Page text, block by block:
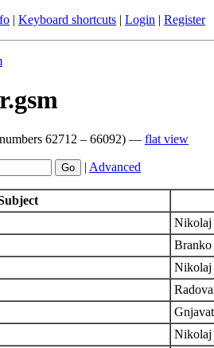
| Keyboard shortcuts | Login | Register
62712 – 66092) — flat view
| Advanced
Nikolaj
Branko
Nikolaj
Nikolaj